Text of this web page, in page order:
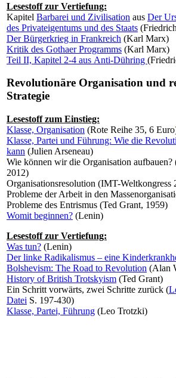
Lesestoff zur Vertiefung:
Kapitel Barbarei und Zivilisation aus Der
des Privateigentums und des Staats
Der Bürgerkrieg in Frankreich (Karl Marx)
Kritik des Gothaer Programms (Karl Marx)
Teil II, Kapitel 2-4 aus Anti-Dühring
Revolutionäre Organisation und
Strategie
Lesestoff zum Einstieg:
Klasse, Organisation (Rote Reihe 35, 6
Klasse, Partei und Führung: Wie die
kann (Julien Arseneau)
Wie können wir die Organisation
2012)
Organisationsresolution (IMT-Weltkongress
Probleme der Arbeit in den
Probleme des Entrismus (Ted Grant, 1959)
Womit beginnen? (Lenin)
Lesestoff zur Vertiefung:
Was tun? (Lenin)
Der linke Radikalismus – eine
Bolshevism: The Road to Revolution (Alan
History of British Trotskyism (Ted Grant)
Ein Schritt vorwärts, zwei Schritte zurück (
Datei S. 197-430)
Klasse, Partei, Führung (Leo Trotzki)